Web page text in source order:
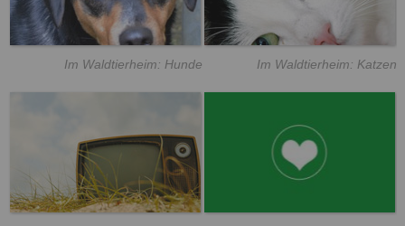
Im Waldtierheim: Hunde Im Waldtierheim: Katzen